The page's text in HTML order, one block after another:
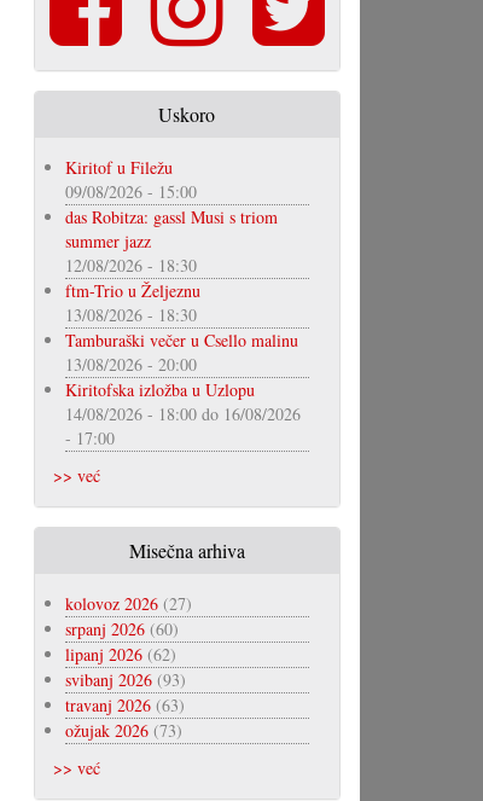
Uskoro
Kiritof u Filežu
09/08/2026 - 15:00
das Robitza: gassl Musi s triom
summer jazz
12/08/2026 - 18:30
ftm-Trio u Željeznu
13/08/2026 - 18:30
Tamburaški večer u Csello malinu
13/08/2026 - 20:00
Kiritofska izložba u Uzlopu
14/08/2026 - 18:00do 16/08/2026
- 17:00
>> već
Misečna arhiva
kolovoz 2026(27)
srpanj 2026(60)
lipanj 2026(62)
svibanj 2026(93)
travanj 2026(63)
ožujak 2026(73)
>> već